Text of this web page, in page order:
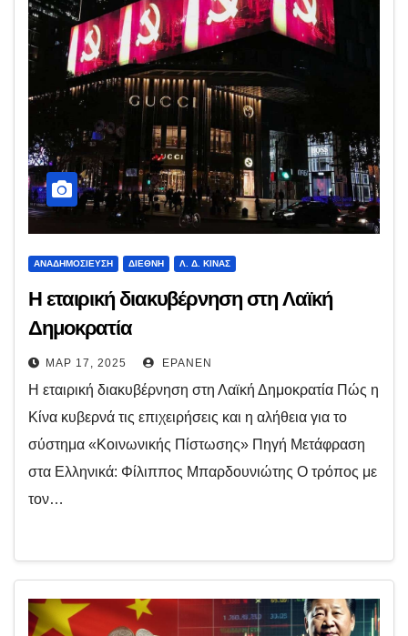
ΑΝΑΔΗΜΟΣΊΕΥΣΗ ΔΙΕΘΝΉ Λ. Δ. ΚΊΝΑΣ
Η εταιρική διακυβέρνηση στη Λαϊκή
Δημοκρατία
ΜΑΡ 17, 2025 EPANEN
Η εταιρική διακυβέρνηση στη Λαϊκή Δημοκρατία Πώς η
Κίνα κυβερνά τις επιχειρήσεις και η αλήθεια για το
σύστημα «Κοινωνικής Πίστωσης» Πηγή Μετάφραση
στα Ελληνικά: Φίλιππος Μπαρδουνιώτης Ο τρόπος με
τον…